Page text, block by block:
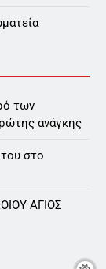
των
ανάγκης
στο
ΑΓΙΟΣ